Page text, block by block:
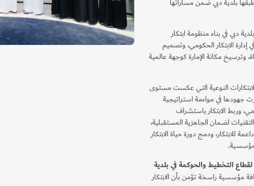
دبي في بناء منظومة ابتكار
الابتكار الحكومي، وتصميم
وترسيخ مكانة الإمارة كوجهة عالمية
النوعية التي عكست مستوى
جهودها في مواءمة استراتيجية
وربط الابتكار باستشراف
لضمان الجاهزية المستقبلية،
للابتكار، ودمج دورة حياة الابتكار
التخطيط والحوكمة في بلدية
مؤسسية راسخة تؤمن بأن الابتكار